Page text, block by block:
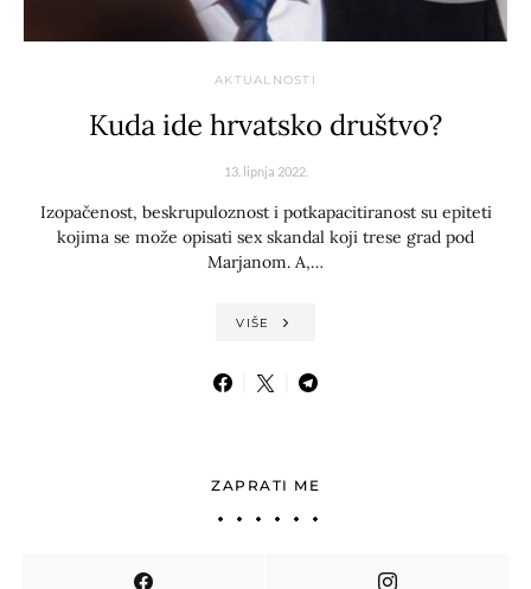
AKTUALNOSTI
Kuda ide hrvatsko društvo?
13. lipnja 2022.
Izopačenost, beskrupuloznost i potkapacitiranost su epiteti
kojima se može opisati sex skandal koji trese grad pod
Marjanom. A,…
VIŠE
ZAPRATI ME